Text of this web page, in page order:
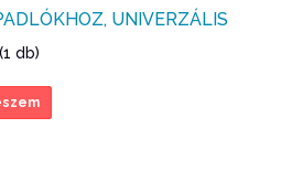
UNIVERZÁLIS
(1 db)